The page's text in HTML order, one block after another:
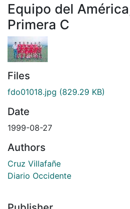
Equipo del
Primera C
Files
fdo01018.jpg (829.29 KB)
Date
1999-08-27
Authors
Cruz Villafañe
Diario Occidente